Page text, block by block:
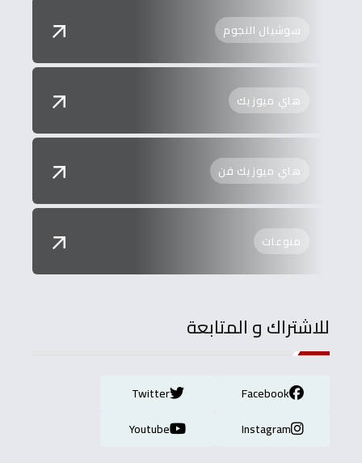
سوشيال النجوم
هاي ميوزيك
هاي ميوزيك فن
منوعات
للاشتراك و المتابعة
Facebook
Twitter
Instagram
Youtube